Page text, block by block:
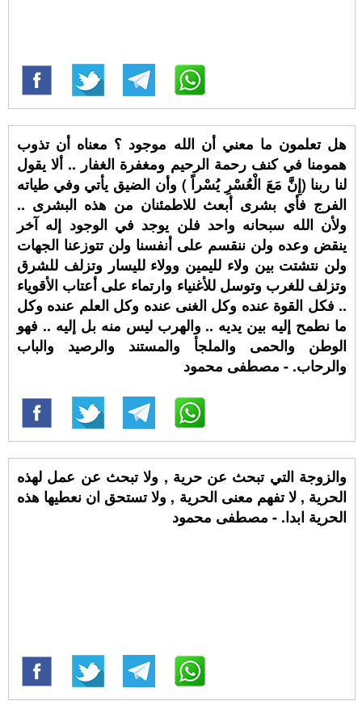
هل تعلمون ما معني أن الله موجود ؟ معناه أن تذوب
همومنا في كنف رحمة الرحيم ومغفرة الغفار .. ألا يقول
لنا ربنا (إِنَّ مَعَ الْعُسْرِ يُسْراً ) وأن الضيق يأتي وفي طياته
الفرج فأي بشرى أبعث للاطمئنان من هذه البشرى ..
ولأن الله سبحانه واحد فلن يوجد في الوجود إله آخر
ينقض وعده ولن ننقسم على أنفسنا ولن تتوزعنا الجهات
ولن نتشتت بين ولاء لليمين وولاء لليسار وتزلف للشرق
وتزلف للغرب وتوسل للأغنياء وارتماء على أعتاب الأقوياء
.. فكل القوة عنده وكل الغنى عنده وكل العلم عنده وكل
ما نطمح إليه بين يديه .. والهرب ليس منه بل إليه .. فهو
الوطن والحمى والملجأ والمستند والرصيد والباب
والرحاب. - مصطفى محمود
والزوجة التي تبحث عن حرية , ولا تبحث عن عمل لهذه
الحرية , لا تفهم معنى الحرية , ولا تستحق ان نعطيها هذه
الحرية ابدا. - مصطفى محمود